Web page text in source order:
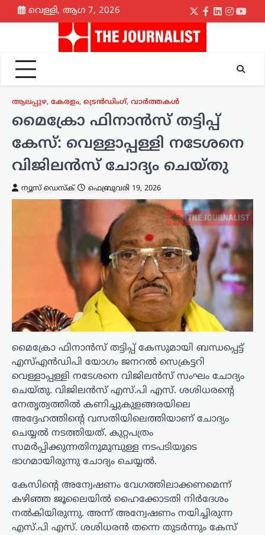
Skip
to
വെള്ളി, ആഗ 7, 2026
Twitter
Facebook
LinkedIn
ആലപ്പുഴ, കേരളം, ട്രെൻഡിംഗ്, വാർത്തകൾ
മൈക്രോ ഫിനാൻസ് തട്ടിപ്പ്
കേസ്: വെള്ളാപ്പള്ളി നടേശനെ
വിജിലൻസ് ചോദ്യം ചെയ്തു
ന്യൂസ് ഡെസ്ക് ഫെബ്രുവരി 19, 2026
മൈക്രോ ഫിനാൻസ് തട്ടിപ്പ് കേസുമായി ബന്ധപ്പെട്ട്
എസ്എൻഡിപി യോഗം ജനറൽ സെക്രട്ടറി
വെള്ളാപ്പള്ളി നടേശനെ വിജിലൻസ് സംഘം ചോദ്യം
ചെയ്തു. വിജിലൻസ് എസ്.പി എസ്. ശശിധരന്റെ
നേതൃത്വത്തിൽ കണിച്ചുകുളങ്ങരയിലെ
അദ്ദേഹത്തിന്റെ വസതിയിലെത്തിയാണ് ചോദ്യം
ചെയ്യൽ നടത്തിയത്. കുറ്റപത്രം
സമർപ്പിക്കുന്നതിനുമുമ്പുള്ള നടപടിയുടെ
ഭാഗമായിരുന്നു ചോദ്യം ചെയ്യൽ.
കേസിന്റെ അന്വേഷണം വേഗത്തിലാക്കണമെന്ന്
കഴിഞ്ഞ ജൂലൈയിൽ ഹൈക്കോടതി നിർദേശം
നൽകിയിരുന്നു. അന്ന് അന്വേഷണം നയിച്ചിരുന്ന
എസ്.പി എസ്. ശശിധരൻ തന്നെ തുടർന്നും കേസ്